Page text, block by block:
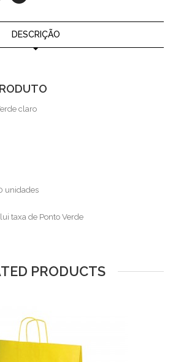
DESCRIÇÃO
claro
unidades
taxa de Ponto Verde
PRODUCTS